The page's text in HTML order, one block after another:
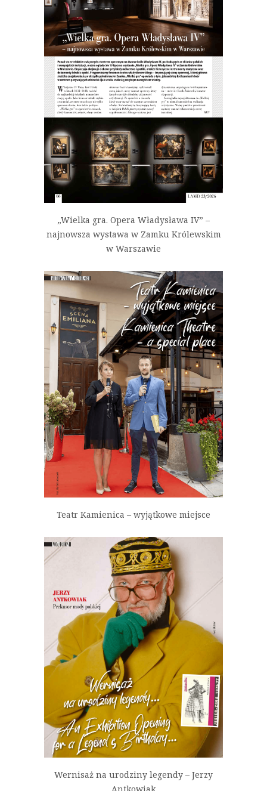
„Wielka gra. Opera Władysława IV” –
najnowsza wystawa w Zamku Królewskim
w Warszawie
Teatr Kamienica – wyjątkowe miejsce
Wernisaż na urodziny legendy – Jerzy